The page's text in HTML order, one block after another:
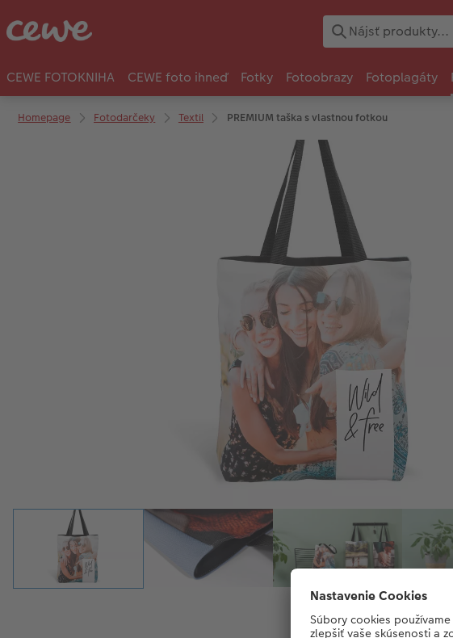
CEWE FOTOKNIHA CEWE foto ihneď Fotky Fotoobrazy Fotoplagáty
Homepage Fotodarčeky Textil PREMIUM taška s vlastnou fotkou